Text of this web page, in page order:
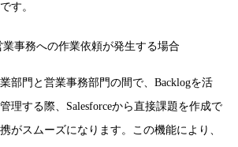
す。
業事務への作業依頼が発生する場合
部門と営業事務部門の間で、Backlogを活
理する際、Salesforceから直接課題を作成で
がスムーズになります。この機能により、